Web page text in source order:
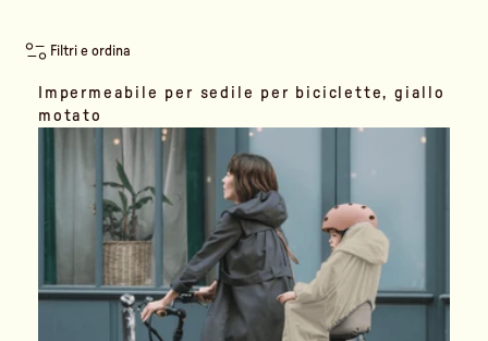
Filtri e ordina
Impermeabile per sedile per biciclette, giallo
motato